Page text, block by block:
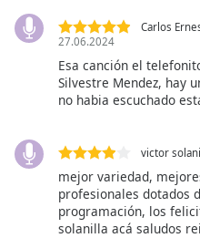
subtitles
settings,
subtitles
settings
off
,
selected
Carlos
27.06.2024
Esa canción el
Silvestre Mendez, hay
no habia escuchado
victor
mejor variedad,
profesionales dotados
programación, los
solanilla acá saludos